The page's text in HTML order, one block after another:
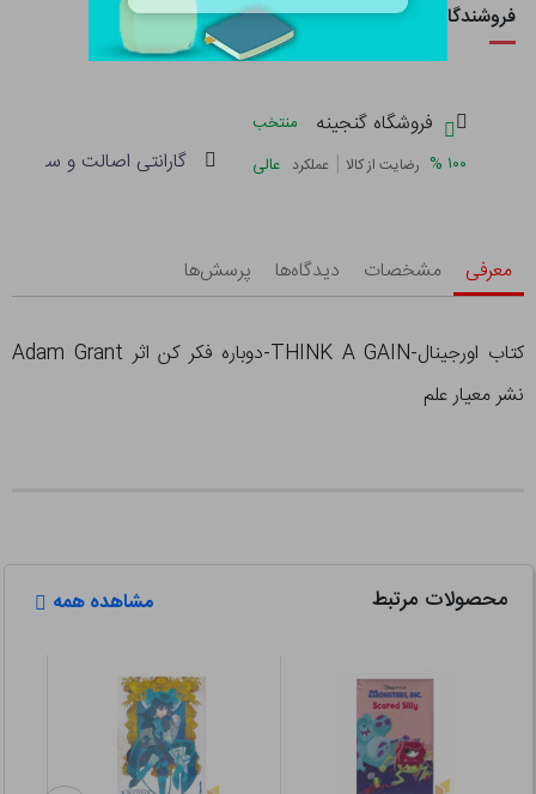
فروشندگان این کالا
فروشگاه گنجینه
منتخب
۱۰۰ % رضایت از کالا | عملکرد عالی گارانتی اصالت و سلامت
معرفی مشخصات دیدگاه‌ها پرسش‌ها
کتاب اورجینال-THINK A GAIN-دوباره فکر کن اثر Adam Grant
نشر معیار علم
محصولات مرتبط مشاهده همه